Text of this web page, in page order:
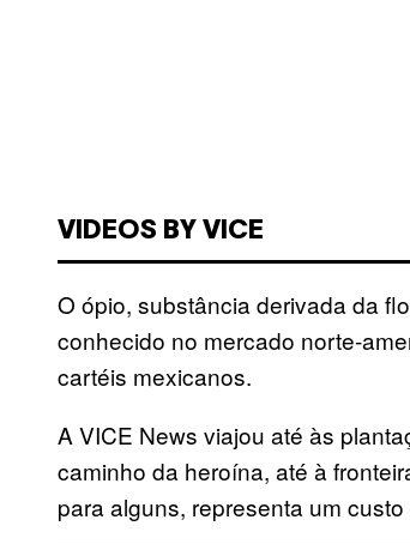
VIDEOS BY VICE
O ópio, substância derivada da
conhecido no mercado norte-
cartéis mexicanos.
A VICE News viajou até às
caminho da heroína, até à
para alguns, representa um